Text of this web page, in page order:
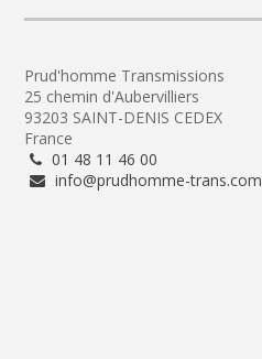
Prud'homme Transmissions
25 chemin d'Aubervilliers
93203 SAINT-DENIS CEDEX
France
01 48 11 46 00
info@prudhomme-trans.com